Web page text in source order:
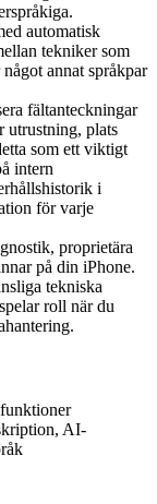
automatisk
tekniker som
annat språkpar
fältanteckningar
utrustning, plats
som ett viktigt
intern
i
för varje
proprietära
på din iPhone.
tekniska
roll när du
AI-